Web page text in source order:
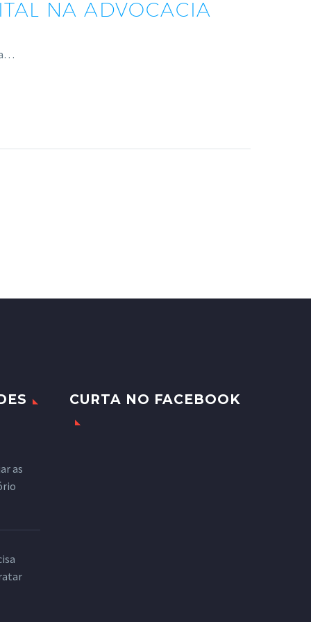
NA ADVOCACIA
as
CURTA NO FACEBOOK